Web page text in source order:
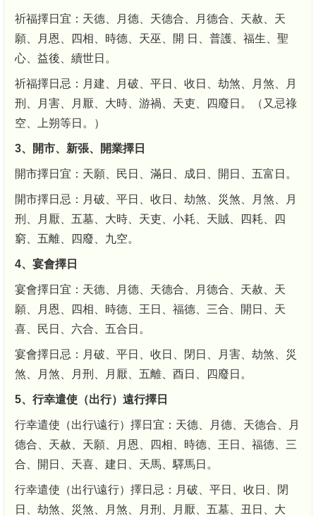
祈福擇日宜：天德、月德、天德合、月德合、天赦、天
願、月恩、四相、時德、天巫、開 日、普護、福生、聖
心、益後、續世日。
祈福擇日忌：月建、月破、平日、收日、劫煞、月煞、月
刑、月害、月厭、大時、游禍、天吏、四廢日。（又忌祿
空、上朔等日。）
3、開市、新張、開業擇日
開市擇日宜：天願、民日、滿日、成日、開日、五富日。
開市擇日忌：月破、平日、收日、劫煞、災煞、月煞、月
刑、月厭、五墓、大時、天吏、小耗、天賊、四耗、四
窮、五離、四廢、九空。
4、宴會擇日
宴會擇日宜：天德、月德、天德合、月德合、天赦、天
願、月恩、四相、時德、王日、福德、三合、開日、天
喜、民日、六合、五合日。
宴會擇日忌：月破、平日、收日、閉日、月害、劫煞、災
煞、月煞、月刑、月厭、五離、酉日、四廢日。
5、行幸遣使（出行）遠行擇日
行幸遣使（出行\遠行）擇日宜：天德、月德、天德合、月
德合、天赦、天願、月恩、四相、時德、王日、福德、三
合、開日、天喜、建日、天馬、驛馬日。
行幸遣使（出行\遠行）擇日忌：月破、平日、收日、閉
日、劫煞、災煞、月煞、月刑、月厭、五墓、丑日、大